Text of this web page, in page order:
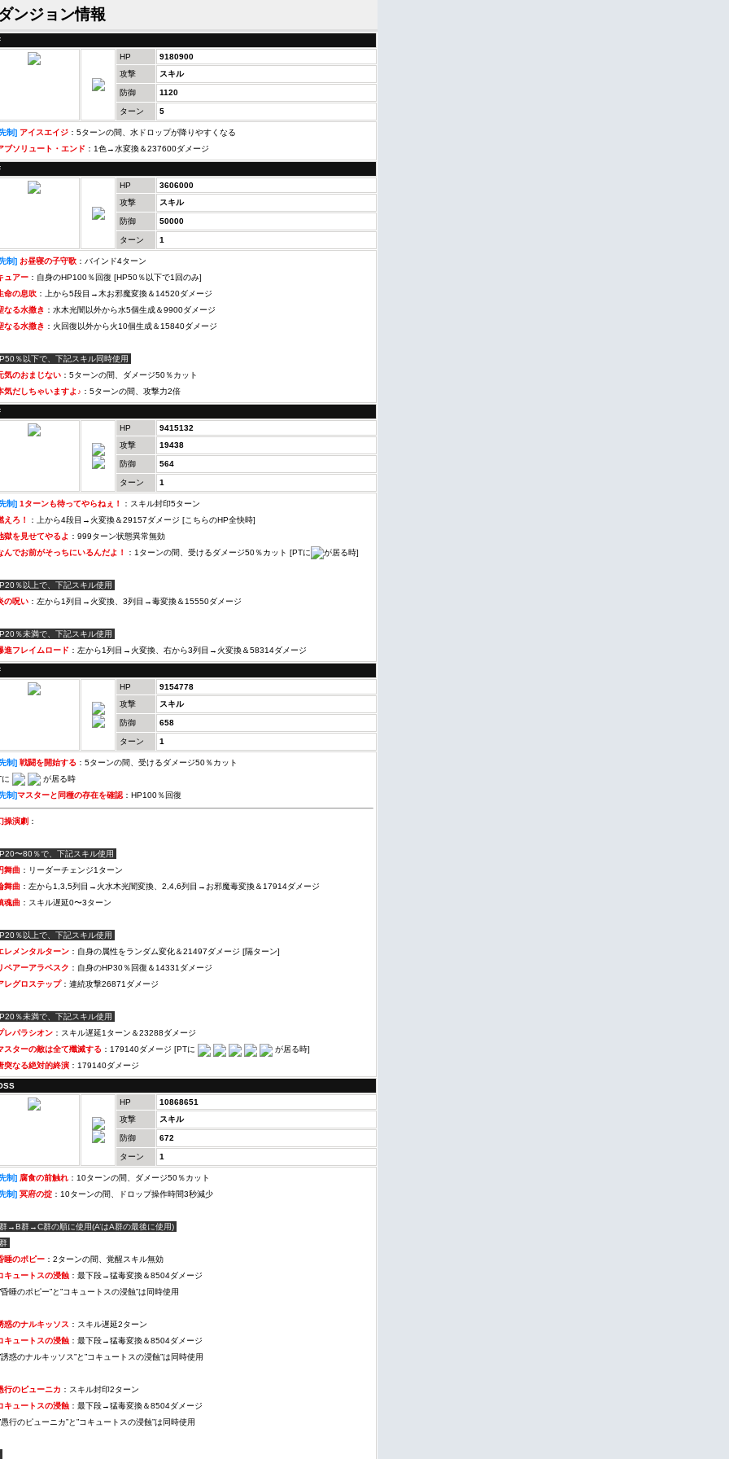
ンジョン情報
HP
9180900
攻撃
スキル
防御 1120
ターン 5
制] アイスエイジ ：5ターンの間、水ドロップが降りやすくなる
ブソリュート・エンド ：1色→水変換＆237600ダメージ
HP
3606000
攻撃
スキル
防御 50000
ターン 1
制] お昼寝の子守歌 ：バインド4ターン
ュアー ：自身のHP100％回復 [HP50％以下で1回のみ]
命の息吹 ：上から5段目→木お邪魔変換＆14520ダメージ
なる水撒き ：水木光闇以外から水5個生成＆9900ダメージ
なる水撒き ：火回復以外から火10個生成＆15840ダメージ
％以下で、下記スキル同時使用
気のおまじない ：5ターンの間、ダメージ50％カット
気だしちゃいますよ♪ ：5ターンの間、攻撃力2倍
HP
9415132
攻撃
19438
防御 564
ターン 1
制] 1ターンも待ってやらねぇ！
：スキル封印5ターン
えろ！
：上から4段目→火変換＆29157ダメージ [こちらのHP全快時]
獄を見せてやるよ ：999ターン状態異常無効
んでお前がそっちにいるんだよ！
：1ターンの間、受けるダメージ50％カット [PTに が居る時]
％以上で、下記スキル使用
の呪い ：左から1列目→火変換、3列目→毒変換＆15550ダメージ
％未満で、下記スキル使用
進フレイムロード ：左から1列目→火変換、右から3列目→火変換＆58314ダメージ
HP
9154778
攻撃
スキル
防御 658
ターン 1
制] 戦闘を開始する ：5ターンの間、受けるダメージ50％カット
が居る時
制]マスターと同種の存在を確認 ：HP100％回復
操演劇 ：
〜80％で、下記スキル使用
舞曲 ：リーダーチェンジ1ターン
舞曲 ：左から1,3,5列目→火水木光闇変換、2,4,6列目→お邪魔毒変換＆17914ダメージ
魂曲 ：スキル遅延0〜3ターン
％以上で、下記スキル使用
レメンタルターン ：自身の属性をランダム変化＆21497ダメージ [隔ターン]
ペアーアラベスク ：自身のHP30％回復＆14331ダメージ
レグロステップ：連続攻撃26871ダメージ
％未満で、下記スキル使用
レパラシオン ：スキル遅延1ターン＆23288ダメージ
スターの敵は全て殲滅する ：179140ダメージ [PTに
が居る時]
突なる絶対的終演 ：179140ダメージ
HP
10868651
攻撃
スキル
防御 672
ターン 1
制] 腐食の前触れ ：10ターンの間、ダメージ50％カット
制] 冥府の掟 ：10ターンの間、ドロップ操作時間3秒減少
→B群→C群の順に使用(A’はA群の最後に使用)
睡のポピー ：2ターンの間、覚醒スキル無効
キュートスの浸蝕 ：最下段→猛毒変換＆8504ダメージ
睡のポピー”と”コキュートスの浸蝕”は同時使用
惑のナルキッソス ：スキル遅延2ターン
キュートスの浸蝕 ：最下段→猛毒変換＆8504ダメージ
惑のナルキッソス”と”コキュートスの浸蝕”は同時使用
行のピューニカ ：スキル封印2ターン
キュートスの浸蝕 ：最下段→猛毒変換＆8504ダメージ
行のピューニカ”と”コキュートスの浸蝕”は同時使用